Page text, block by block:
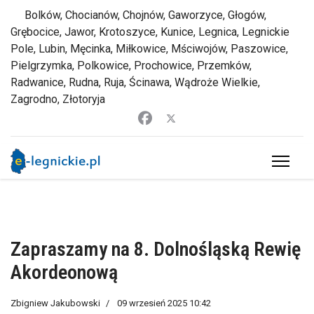
Bolków, Chocianów, Chojnów, Gaworzyce, Głogów,
Grębocice, Jawor, Krotoszyce, Kunice, Legnica, Legnickie
Pole, Lubin, Męcinka, Miłkowice, Mściwojów, Paszowice,
Pielgrzymka, Polkowice, Prochowice, Przemków,
Radwanice, Rudna, Ruja, Ścinawa, Wądroże Wielkie,
Zagrodno, Złotoryja
Zapraszamy na 8. Dolnośląską Rewię
Akordeonową
Zbigniew Jakubowski 09 wrzesień 2025 10:42